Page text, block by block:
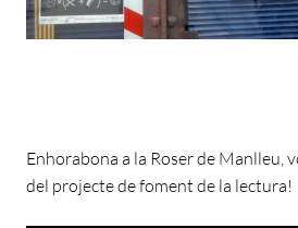
Enhorabona a la Roser de Manlleu,
del projecte de foment de la lectura!